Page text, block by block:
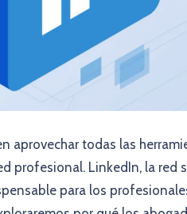
aprovechar todas las
profesional. LinkedIn, la red
para los